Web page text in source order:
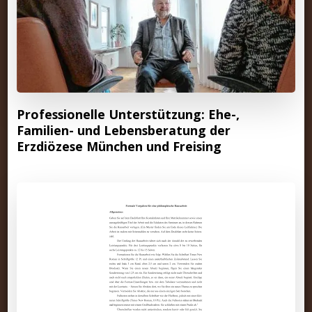
Professionelle Unterstützung: Ehe-,
Familien- und Lebensberatung der
Erzdiözese München und Freising